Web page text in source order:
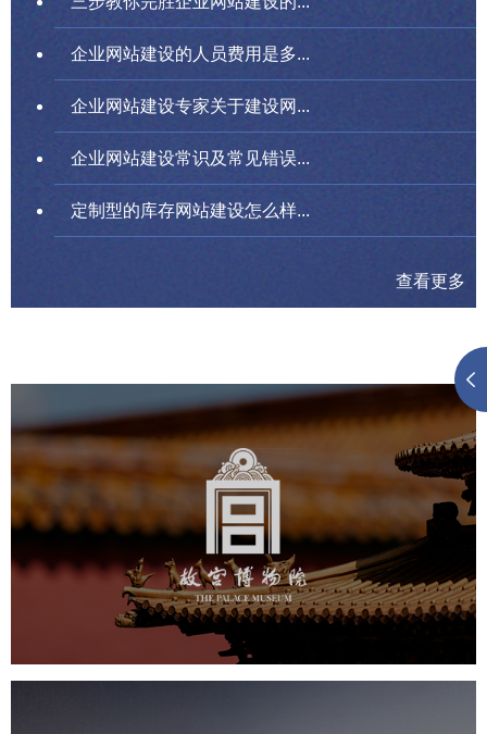
企业网站建设的人员费用是多...
企业网站建设专家关于建设网...
企业网站建设常识及常见错误...
定制型的库存网站建设怎么样...
查看更多
故宫博物院
文化艺术 博物馆 智慧博物馆
博物馆网站建设
景区网站建设
文创商城 万能专题 网站代运营